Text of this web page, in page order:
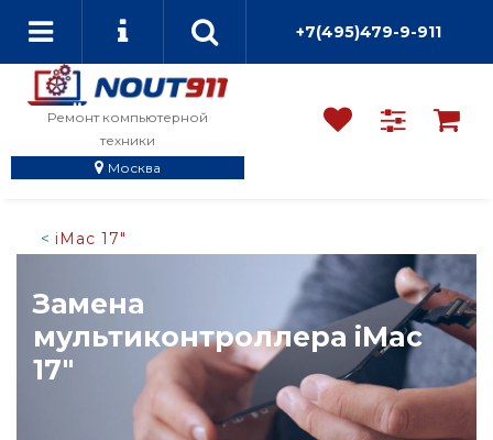
+7(495)479-9-911
Ремонт компьютерной
техники
Москва
iMac 17"
Замена
мультиконтроллера iMac
17"